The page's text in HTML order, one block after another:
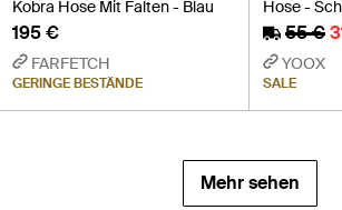
Kobra Hose Mit Falten - Blau
195 €
FARFETCH
GERINGE BESTÄNDE
Hose -
55 €
YOOX
SALE
Mehr sehen